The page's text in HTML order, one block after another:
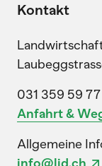
Kontakt
031 359 59 77
Anfahrt &
Allgemeine